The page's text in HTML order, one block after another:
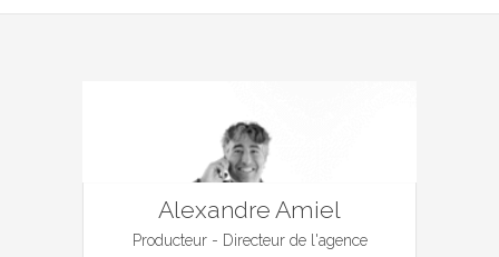
Alexandre Amiel
Producteur - Directeur de l'agence